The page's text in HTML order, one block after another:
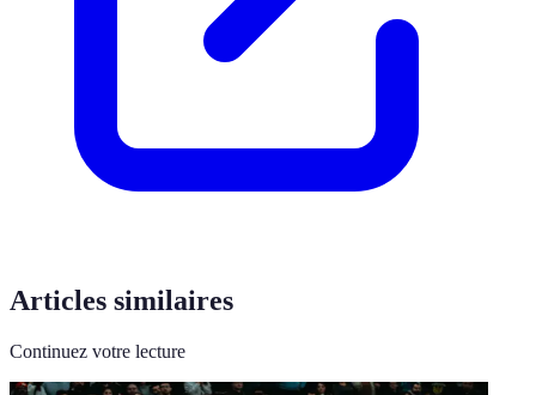
Articles similaires
Continuez votre lecture